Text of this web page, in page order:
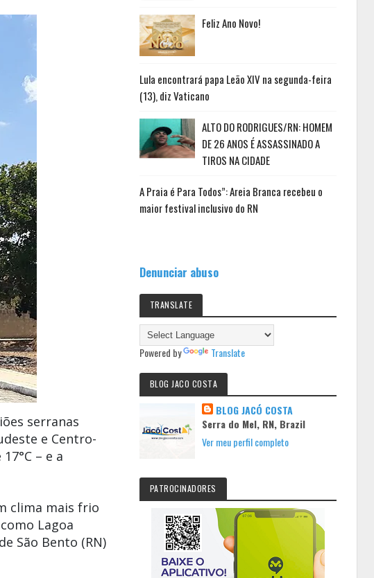
serranas
e Centro-
– e a
clima mais frio
Lagoa
de São Bento (RN)
Feliz Ano Novo!
Lula encontrará papa Leão XIV na segunda-feira
(13), diz Vaticano
ALTO DO RODRIGUES/RN: HOMEM
DE 26 ANOS É ASSASSINADO A
TIROS NA CIDADE
A Praia é Para Todos”: Areia Branca recebeu o
maior festival inclusivo do RN
Denunciar abuso
TRANSLATE
Powered by Translate
BLOG JACO COSTA
BLOG JACÓ COSTA
Serra do Mel, RN, Brazil
Ver meu perfil completo
PATROCINADORES